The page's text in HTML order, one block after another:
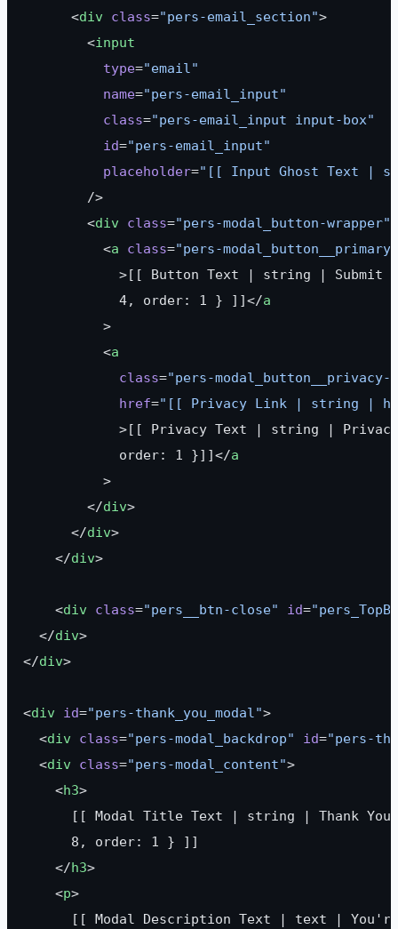
      <
div class="pers-email_section">
        <
input
          type
="email"
          name
="pers-email_input"
          class
="pers-email_input input-box"
          id
="pers-email_input"
          placeholder
="[[ Input Ghost Text |
        />
        <
div class="pers-modal_button-wrapper"
          <
a class="pers-modal_button__primary"
>[[ Button Text | string | Submit
            4, order: 1 } ]]</
a
          >
          <
a
            class
="pers-
            href
="[[ Privacy Link | string |
>[[ Privacy Text | string |
            order: 1 }]]</
a
          >
        </
div>
      </
div>
    </
div>
    <
div class="pers__btn-close" id=
  </
div>
</div>
<div id="pers-thank_you_modal">
  <
div class="pers-modal_backdrop" id="pers-
  <
div class="pers-modal_content">
    <
h3>
[[ Modal Title Text | string | Thank
      8, order: 1 } ]]
    </
h3>
    <
p>
[[ Modal Description Text | text |